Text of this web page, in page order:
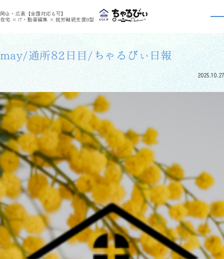
岡山・広島【全国対応も可】
在宅 × IT・動画編集 × 就労継続支援B型
利用者さんの日報 >
利用者さんの日報
may/通所82日目/ちゃるびぃ日報
2025.10.27